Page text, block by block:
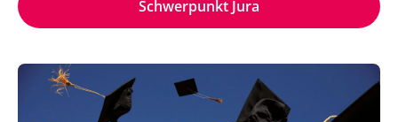
Schwerpunkt Jura